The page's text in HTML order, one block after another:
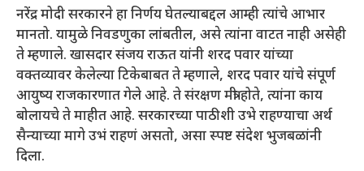
नरेंद्र मोदी सरकारने हा निर्णय घेतल्याबद्दल आम्ही त्यांचे आभार
मानतो. यामुळे निवडणुका लांबतील, असे त्यांना वाटत नाही असेही
ते म्हणाले. खासदार संजय राऊत यांनी शरद पवार यांच्या
वक्तव्यावर केलेल्या टिकेबाबत ते म्हणाले, शरद पवार यांचे संपूर्ण
आयुष्य राजकारणात गेले आहे. ते संरक्षण मंत्री होते, त्यांना काय
बोलायचे ते माहीत आहे. सरकारच्या पाठीशी उभे राहण्याचा अर्थ
सैन्याच्या मागे उभं राहणं असतो, असा स्पष्ट संदेश भुजबळांनी
दिला.